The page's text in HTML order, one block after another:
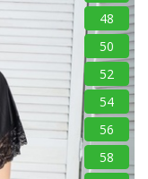
48
50
52
54
56
58